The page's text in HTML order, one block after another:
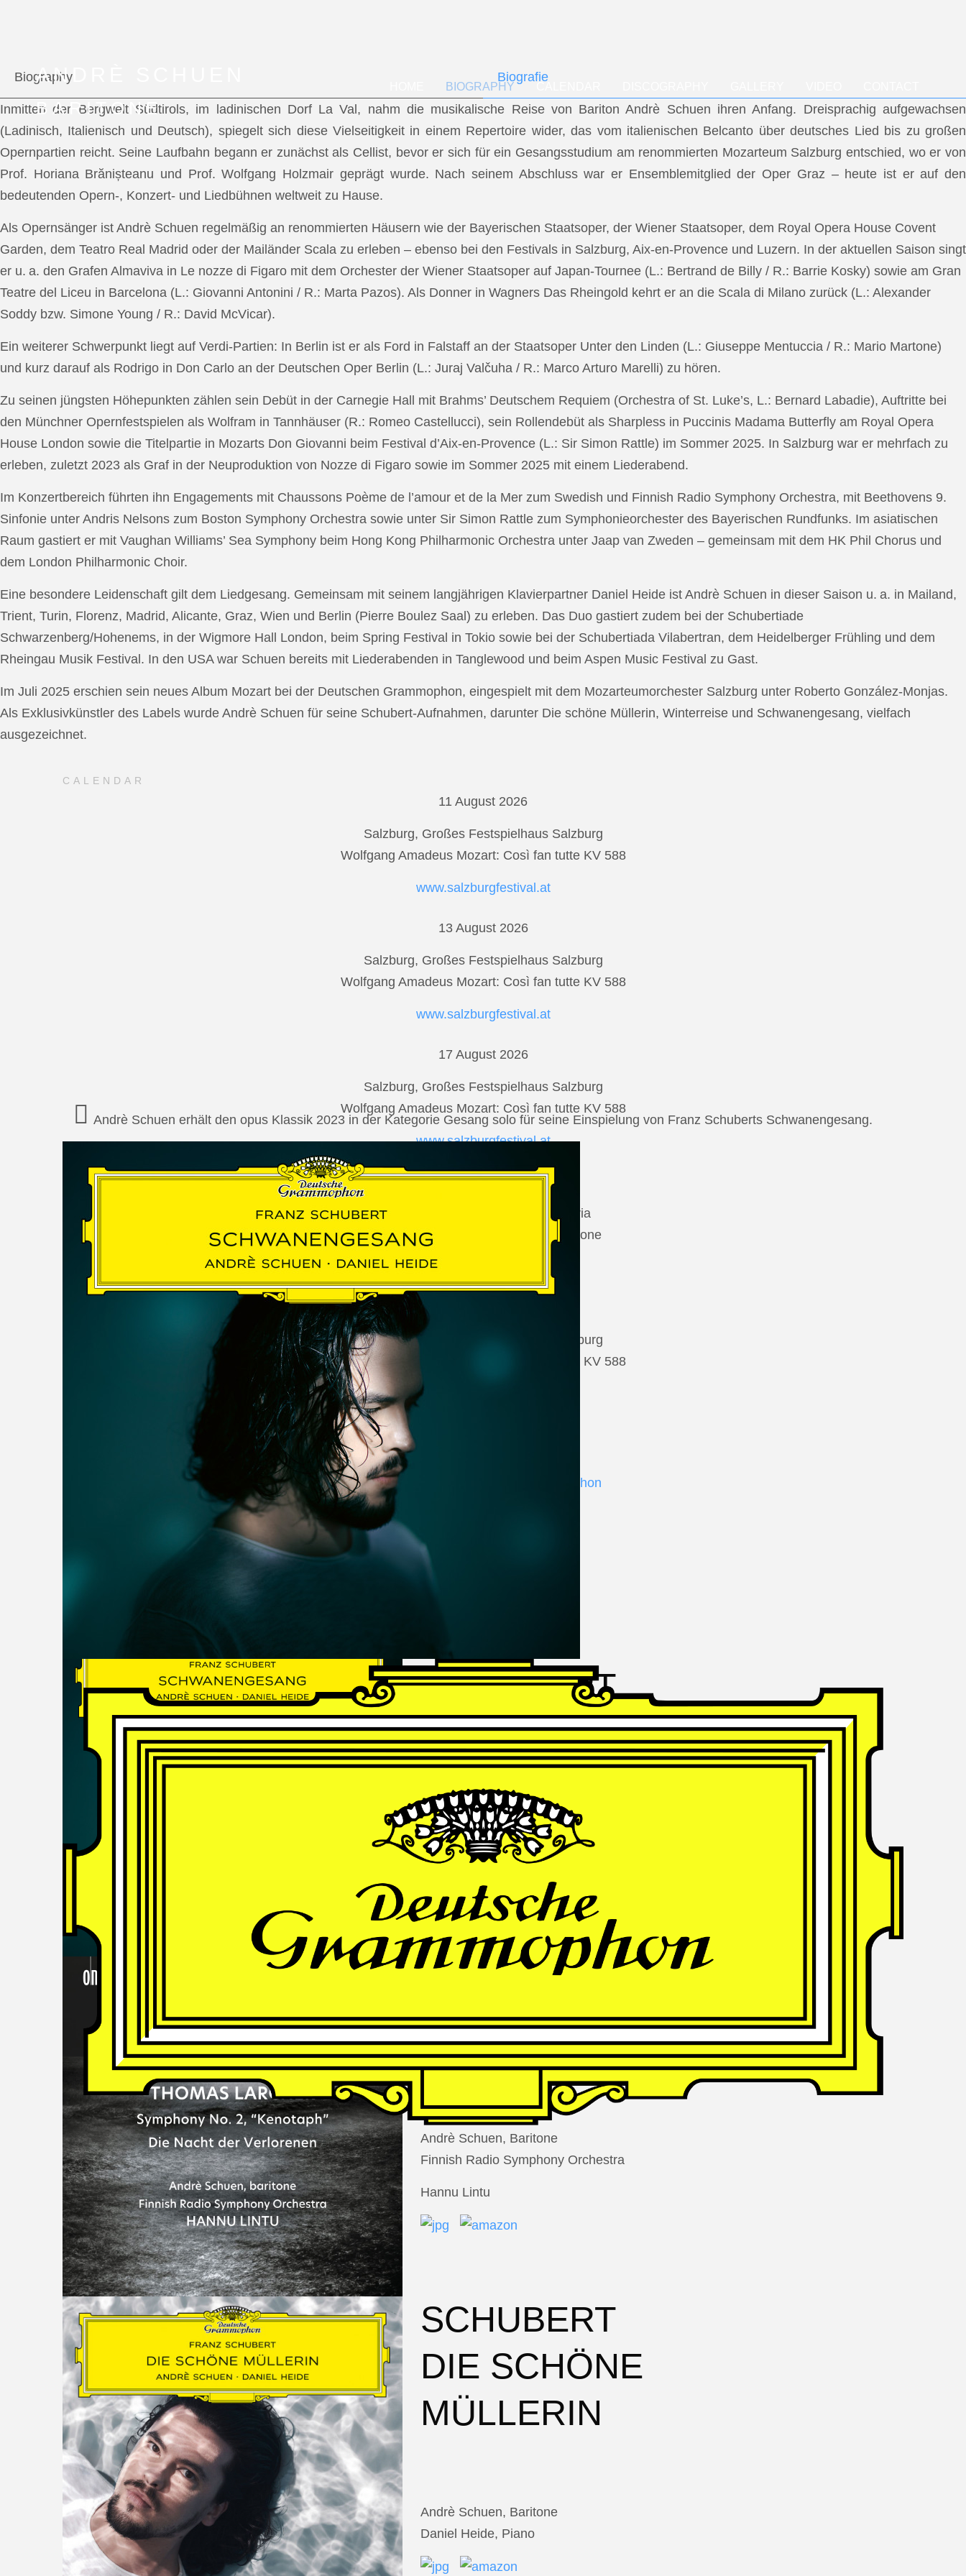
ANDRÈ SCHUEN
BARITONE
BIOGRAPHY
Biography Biografie
Inmitten der Bergwelt Südtirols, im ladinischen Dorf La Val, nahm die musikalische Reise von Bariton Andrè Schuen ihren Anfang. Dreisprachig aufgewachsen
(Ladinisch, Italienisch und Deutsch), spiegelt sich diese Vielseitigkeit in einem Repertoire wider, das vom italienischen Belcanto über deutsches Lied bis zu großen
Opernpartien reicht. Seine Laufbahn begann er zunächst als Cellist, bevor er sich für ein Gesangsstudium am renommierten Mozarteum Salzburg entschied, wo er von
Prof. Horiana Brănișteanu und Prof. Wolfgang Holzmair geprägt wurde. Nach seinem Abschluss war er Ensemblemitglied der Oper Graz – heute ist er auf den
bedeutenden Opern-, Konzert- und Liedbühnen weltweit zu Hause.
Als Opernsänger ist Andrè Schuen regelmäßig an renommierten Häusern wie der Bayerischen Staatsoper, der Wiener Staatsoper, dem Royal Opera House Covent
Garden, dem Teatro Real Madrid oder der Mailänder Scala zu erleben – ebenso bei den Festivals in Salzburg, Aix-en-Provence und Luzern. In der aktuellen Saison singt
er u. a. den Grafen Almaviva in Le nozze di Figaro mit dem Orchester der Wiener Staatsoper auf Japan-Tournee (L.: Bertrand de Billy / R.: Barrie Kosky) sowie am Gran
Teatre del Liceu in Barcelona (L.: Giovanni Antonini / R.: Marta Pazos). Als Donner in Wagners Das Rheingold kehrt er an die Scala di Milano zurück (L.: Alexander
Soddy bzw. Simone Young / R.: David McVicar).
Ein weiterer Schwerpunkt liegt auf Verdi-Partien: In Berlin ist er als Ford in Falstaff an der Staatsoper Unter den Linden (L.: Giuseppe Mentuccia / R.: Mario Martone)
und kurz darauf als Rodrigo in Don Carlo an der Deutschen Oper Berlin (L.: Juraj Valčuha / R.: Marco Arturo Marelli) zu hören.
Zu seinen jüngsten Höhepunkten zählen sein Debüt in der Carnegie Hall mit Brahms’ Deutschem Requiem (Orchestra of St. Luke’s, L.: Bernard Labadie), Auftritte bei
den Münchner Opernfestspielen als Wolfram in Tannhäuser (R.: Romeo Castellucci), sein Rollendebüt als Sharpless in Puccinis Madama Butterfly am Royal Opera
House London sowie die Titelpartie in Mozarts Don Giovanni beim Festival d’Aix-en-Provence (L.: Sir Simon Rattle) im Sommer 2025. In Salzburg war er mehrfach zu
erleben, zuletzt 2023 als Graf in der Neuproduktion von Nozze di Figaro sowie im Sommer 2025 mit einem Liederabend.
Im Konzertbereich führten ihn Engagements mit Chaussons Poème de l’amour et de la Mer zum Swedish und Finnish Radio Symphony Orchestra, mit Beethovens 9.
Sinfonie unter Andris Nelsons zum Boston Symphony Orchestra sowie unter Sir Simon Rattle zum Symphonieorchester des Bayerischen Rundfunks. Im asiatischen
Raum gastiert er mit Vaughan Williams’ Sea Symphony beim Hong Kong Philharmonic Orchestra unter Jaap van Zweden – gemeinsam mit dem HK Phil Chorus und
dem London Philharmonic Choir.
Eine besondere Leidenschaft gilt dem Liedgesang. Gemeinsam mit seinem langjährigen Klavierpartner Daniel Heide ist Andrè Schuen in dieser Saison u. a. in Mailand,
Trient, Turin, Florenz, Madrid, Alicante, Graz, Wien und Berlin (Pierre Boulez Saal) zu erleben. Das Duo gastiert zudem bei der Schubertiade
Schwarzenberg/Hohenems, in der Wigmore Hall London, beim Spring Festival in Tokio sowie bei der Schubertiada Vilabertran, dem Heidelberger Frühling und dem
Rheingau Musik Festival. In den USA war Schuen bereits mit Liederabenden in Tanglewood und beim Aspen Music Festival zu Gast.
Im Juli 2025 erschien sein neues Album Mozart bei der Deutschen Grammophon, eingespielt mit dem Mozarteumorchester Salzburg unter Roberto González-Monjas.
Als Exklusivkünstler des Labels wurde Andrè Schuen für seine Schubert-Aufnahmen, darunter Die schöne Müllerin, Winterreise und Schwanengesang, vielfach
ausgezeichnet.
CALENDAR
11 August 2026
Salzburg, Großes Festspielhaus Salzburg
Wolfgang Amadeus Mozart: Così fan tutte KV 588
www.salzburgfestival.at
13 August 2026
Salzburg, Großes Festspielhaus Salzburg
Wolfgang Amadeus Mozart: Così fan tutte KV 588
www.salzburgfestival.at
17 August 2026
Salzburg, Großes Festspielhaus Salzburg
Wolfgang Amadeus Mozart: Così fan tutte KV 588
www.salzburgfestival.at
20 August 2026
Vilabertran, Canònica de Santa Maria
Johannes Brahms: Die schöne Magelone
www.schubertiada.cat
Salzburg, Großes Festspielhaus Salzburg
Wolfgang Amadeus Mozart: Così fan tutte KV 588
www.salzburgfestival.at
Andrè Schuen at Deutsche Grammophon
SCHUBERT
Schwanengesang
Andrè Schuen, Baritone
Daniel Heide, Piano
THOMAS
LARCHER
Die Nacht der Verlorenen
Andrè Schuen, Baritone
Finnish Radio Symphony Orchestra
Hannu Lintu
SCHUBERT
DIE SCHÖNE
MÜLLERIN
Andrè Schuen, Baritone
Daniel Heide, Piano
Andrè Schuen erhält den opus Klassik 2023 in der Kategorie Gesang solo für seine Einspielung von Franz Schuberts Schwanengesang.